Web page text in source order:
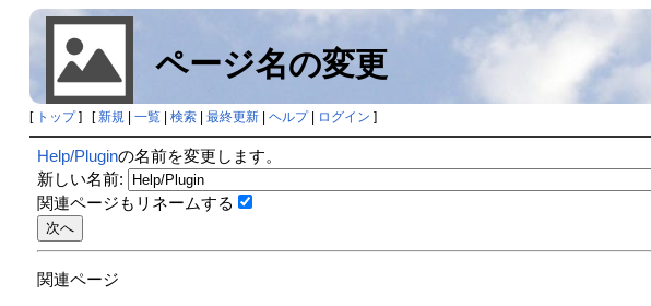
ページ名の変更
[ トップ] [新規| 一覧| 検索| 最終更新| ヘルプ| ログイン ]
Help/Pluginの名前を変更します。
新しい名前:
関連ページもリネームする
関連ページ